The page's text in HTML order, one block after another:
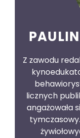
Z zawodu
licznych
angażowała